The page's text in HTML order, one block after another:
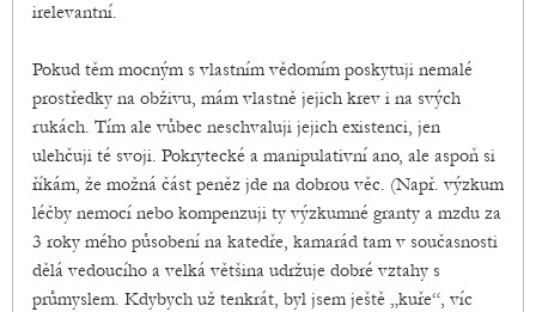
irelevantní.
Pokud těm mocným s vlastním vědomím poskytuji nemalé
prostředky na obživu, mám vlastně jejich krev i na svých
rukách. Tím ale vůbec neschvaluji jejich existenci, jen
ulehčuji té svoji. Pokrytecké a manipulativní ano, ale aspoň si
říkám, že možná část peněz jde na dobrou věc. (Např. výzkum
léčby nemocí nebo kompenzuji ty výzkumné granty a mzdu za
3 roky mého působení na katedře, kamarád tam v současnosti
dělá vedoucího a velká většina udržuje dobré vztahy s
průmyslem. Kdybych už tenkrát, byl jsem ještě „kuře“, víc